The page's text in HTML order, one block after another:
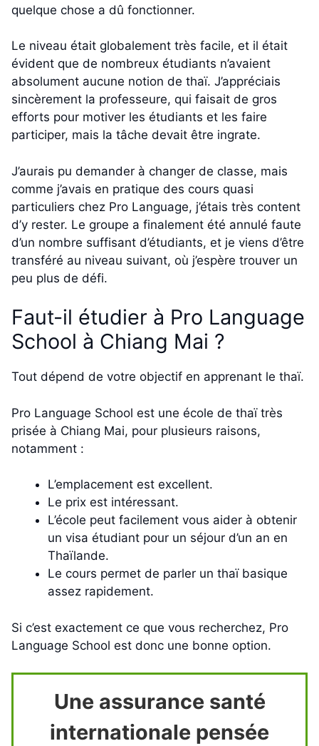
quelque chose a dû fonctionner.
Le niveau était globalement très facile, et il était
évident que de nombreux étudiants n’avaient
absolument aucune notion de thaï. J’appréciais
sincèrement la professeure, qui faisait de gros
efforts pour motiver les étudiants et les faire
participer, mais la tâche devait être ingrate.
J’aurais pu demander à changer de classe, mais
comme j’avais en pratique des cours quasi
particuliers chez Pro Language, j’étais très content
d’y rester. Le groupe a finalement été annulé faute
d’un nombre suffisant d’étudiants, et je viens d’être
transféré au niveau suivant, où j’espère trouver un
peu plus de défi.
Faut-il étudier à Pro Language
School à Chiang Mai ?
Tout dépend de votre objectif en apprenant le thaï.
Pro Language School est une école de thaï très
prisée à Chiang Mai, pour plusieurs raisons,
notamment :
L’emplacement est excellent.
Le prix est intéressant.
L’école peut facilement vous aider à obtenir
un visa étudiant pour un séjour d’un an en
Thaïlande.
Le cours permet de parler un thaï basique
assez rapidement.
Si c’est exactement ce que vous recherchez, Pro
Language School est donc une bonne option.
Une assurance santé
internationale pensée